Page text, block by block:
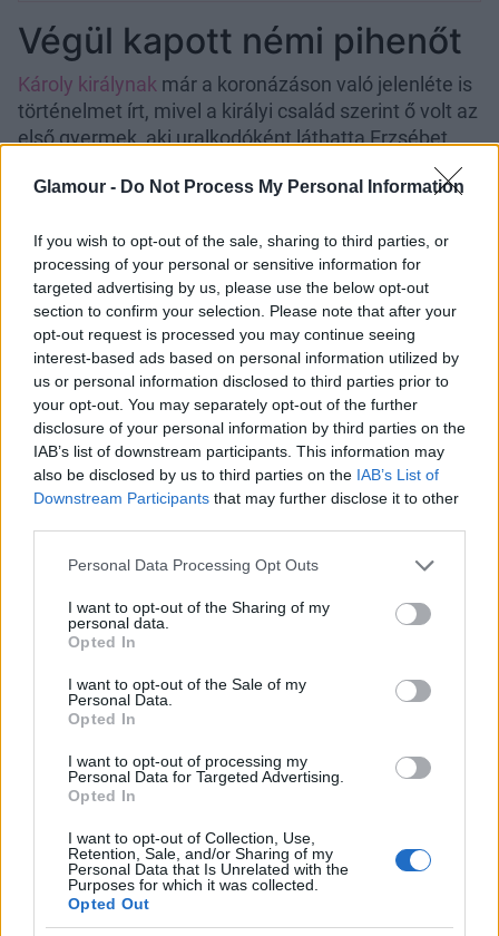
Glamour - Do Not Process My Personal Information
If you wish to opt-out of the sale, sharing to third parties, or
processing of your personal or sensitive information for
targeted advertising by us, please use the below opt-out
section to confirm your selection. Please note that after your
opt-out request is processed you may continue seeing
interest-based ads based on personal information utilized by
us or personal information disclosed to third parties prior to
your opt-out. You may separately opt-out of the further
disclosure of your personal information by third parties on the
IAB’s list of downstream participants. This information may
also be disclosed by us to third parties on the IAB’s List of
Downstream Participants that may further disclose it to other
Please note that this website/app uses one or more Google
not limited to your visit or usage behaviour. You may click to
grant or deny consent to Google and its third-party tags to
use your data for below specified purposes in below Google
consent section.
Personal Data Processing Opt Outs
I want to opt-out of the Sharing of my
personal data.
Opted In
I want to opt-out of the Sale of my
Personal Data.
Opted In
I want to opt-out of processing my
Personal Data for Targeted Advertising.
Opted In
I want to opt-out of Collection, Use,
Retention, Sale, and/or Sharing of my
Personal Data that Is Unrelated with the
Purposes for which it was collected.
Opted Out
Végül kapott némi pihenőt
Károly királynak már a koronázáson való jelenléte is
történelmet írt, mivel a királyi család szerint ő volt az
első gyermek, aki uralkodóként láthatta Erzsébet
csatlakozott hozzá, mivel túl fiatalnak találták a
Károly király és nagymamája, az anyakirályné nagyon